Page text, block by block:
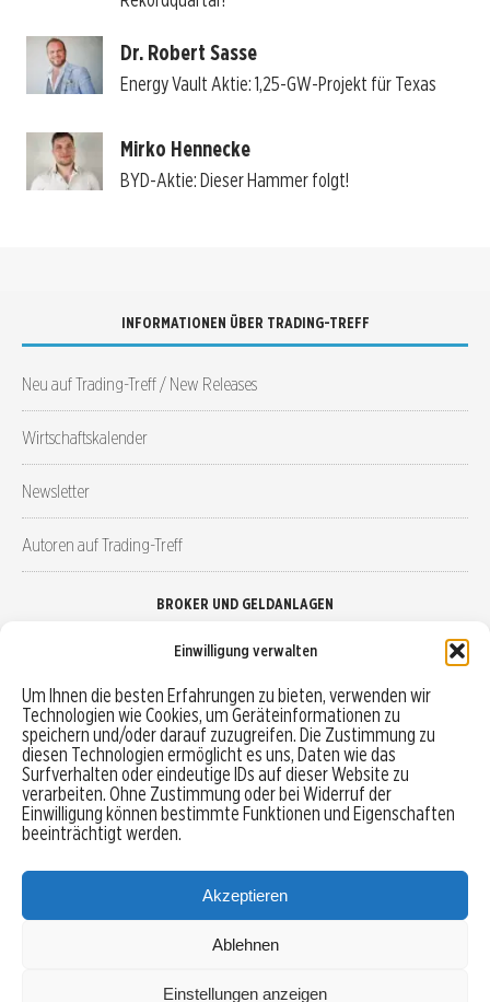
Einwilligung verwalten
Um Ihnen die besten Erfahrungen zu bieten, verwenden wir
Technologien wie Cookies, um Geräteinformationen zu
speichern und/oder darauf zuzugreifen. Die Zustimmung zu
diesen Technologien ermöglicht es uns, Daten wie das
Surfverhalten oder eindeutige IDs auf dieser Website zu
verarbeiten. Ohne Zustimmung oder bei Widerruf der
Einwilligung können bestimmte Funktionen und Eigenschaften
beeinträchtigt werden.
Akzeptieren
Ablehnen
Einstellungen anzeigen
Dr. Robert Sasse
Energy Vault Aktie: 1,25-GW-Projekt für Texas
Mirko Hennecke
BYD-Aktie: Dieser Hammer folgt!
INFORMATIONEN ÜBER TRADING-TREFF
Neu auf Trading-Treff / New Releases
Wirtschaftskalender
Newsletter
Autoren auf Trading-Treff
BROKER UND GELDANLAGEN
Robo-Advisor vergleichen
Depotvergleich
Festgeld vergleichen
Tagesgeld vergleichen